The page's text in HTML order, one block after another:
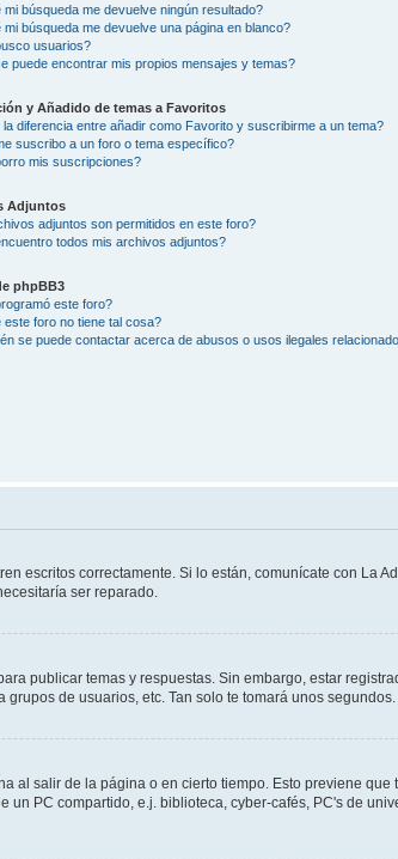
mi búsqueda me devuelve ningún resultado?
mi búsqueda me devuelve una página en blanco?
usuarios?
puede encontrar mis propios mensajes y temas?
y Añadido de temas a Favoritos
la diferencia entre añadir como Favorito y suscribirme a un tema?
suscribo a un foro o tema específico?
mis suscripciones?
Adjuntos
adjuntos son permitidos en este foro?
todos mis archivos adjuntos?
phpBB3
este foro?
este foro no tiene tal cosa?
se puede contactar acerca de abusos o usos ilegales
escritos correctamente. Si lo están, comunícate con La
ser reparado.
publicar temas y respuestas. Sin embargo, estar
de usuarios, etc. Tan solo te tomará unos
al salir de la página o en cierto tiempo. Esto previene
PC compartido, e.j. biblioteca, cyber-cafés, PC's de